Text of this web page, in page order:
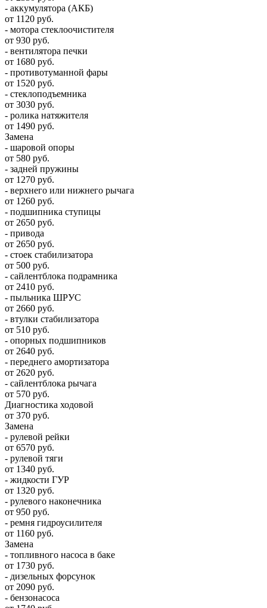
- аккумулятора (АКБ)
от 1120 руб.
- мотора стеклоочистителя
от 930 руб.
- вентилятора печки
от 1680 руб.
- противотуманной фары
от 1520 руб.
- стеклоподъемника
от 3030 руб.
- ролика натяжителя
от 1490 руб.
Замена
- шаровой опоры
от 580 руб.
- задней пружины
от 1270 руб.
- верхнего или нижнего рычага
от 1260 руб.
- подшипника ступицы
от 2650 руб.
- привода
от 2650 руб.
- стоек стабилизатора
от 500 руб.
- сайлентблока подрамника
от 2410 руб.
- пыльника ШРУС
от 2660 руб.
- втулки стабилизатора
от 510 руб.
- опорных подшипников
от 2640 руб.
- переднего амортизатора
от 2620 руб.
- сайлентблока рычага
от 570 руб.
Диагностика ходовой
от 370 руб.
Замена
- рулевой рейки
от 6570 руб.
- рулевой тяги
от 1340 руб.
- жидкости ГУР
от 1320 руб.
- рулевого наконечника
от 950 руб.
- ремня гидроусилителя
от 1160 руб.
Замена
- топливного насоса в баке
от 1730 руб.
- дизельных форсунок
от 2090 руб.
- бензонасоса